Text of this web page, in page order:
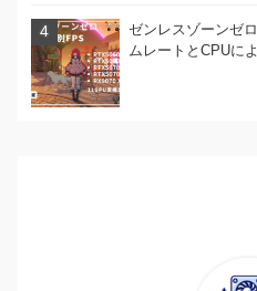
ゼンレスゾーンゼ
ムレートとCPUに